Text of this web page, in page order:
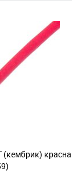
Сравнение
(кембрик)